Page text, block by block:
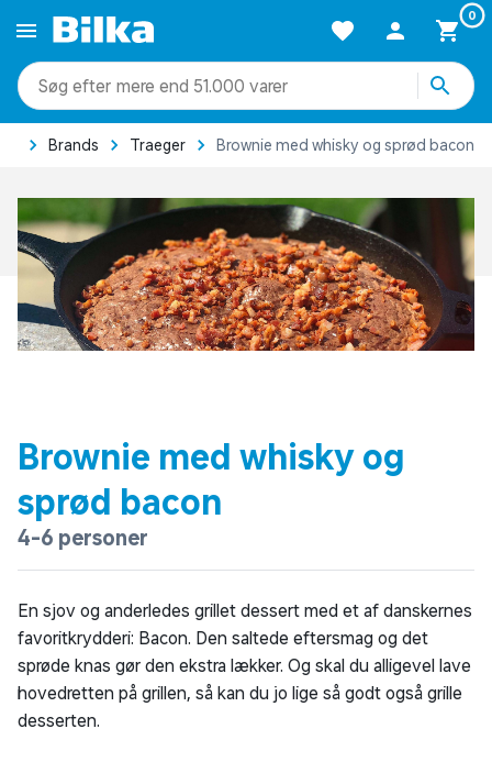
0
mere end 51.000 varer
Brands Traeger Brownie med whisky og sprød bacon
Brownie med whisky og
sprød bacon
4-6 personer
En sjov og anderledes grillet dessert med et af danskernes
favoritkrydderi: Bacon. Den saltede eftersmag og det
sprøde knas gør den ekstra lækker. Og skal du alligevel lave
hovedretten på grillen, så kan du jo lige så godt også grille
desserten.